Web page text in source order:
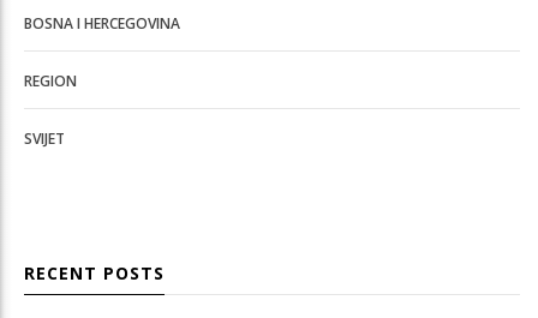
BOSNA I HERCEGOVINA
REGION
SVIJET
RECENT POSTS